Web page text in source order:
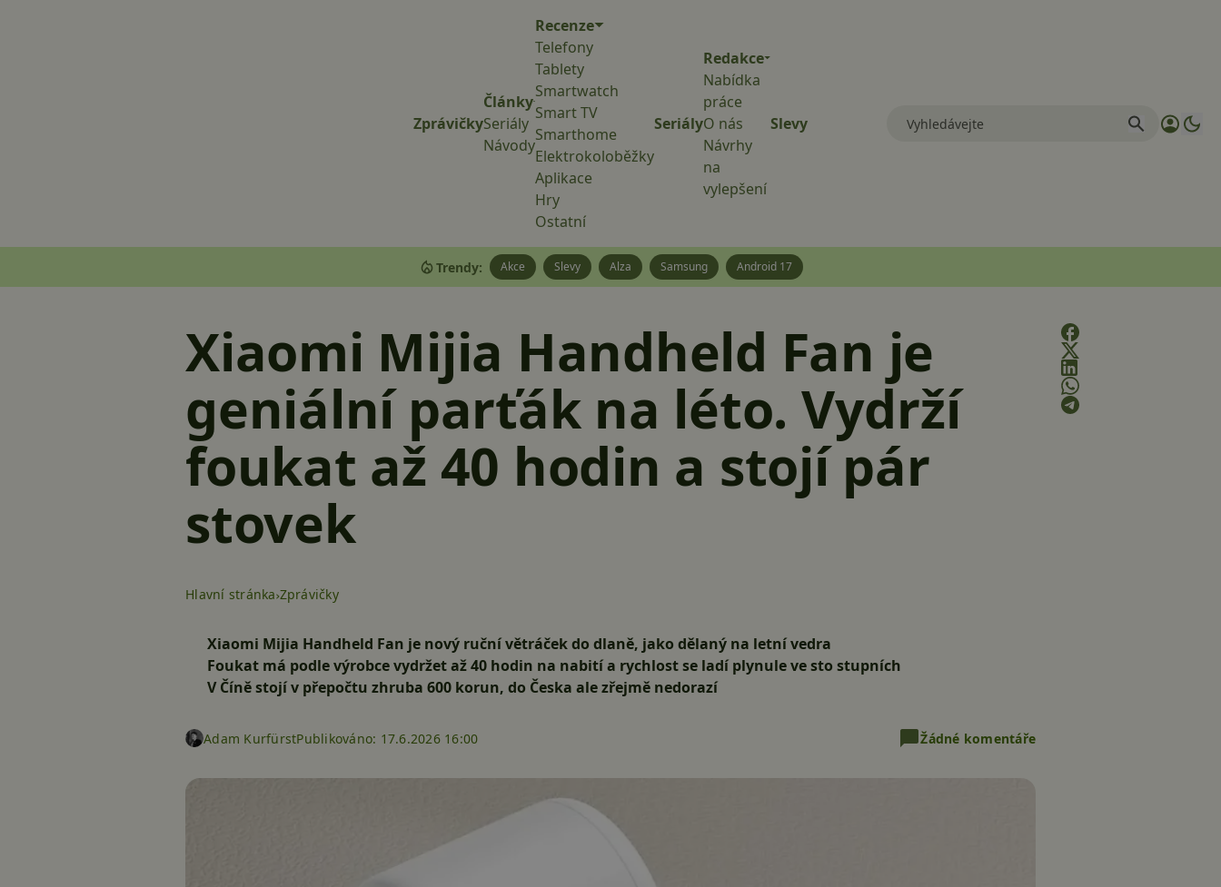
Zprávičky
Články
Seriály
Návody
Recenze
Telefony
Tablety
Smartwatch
Smart TV
Smarthome
Elektrokoloběžky
Aplikace
Hry
Ostatní
Seriály
Redakce
Nabídka
práce
O nás
Návrhy
na
vylepšení
Slevy
Trendy: Akce Slevy Alza Samsung Android 17
Xiaomi Mijia Handheld Fan je
geniální parťák na léto. Vydrží
foukat až 40 hodin a stojí pár
stovek
Hlavní stránka Zprávičky
Xiaomi Mijia Handheld Fan je nový ruční větráček do dlaně, jako dělaný na letní vedra
Foukat má podle výrobce vydržet až 40 hodin na nabití a rychlost se ladí plynule ve sto stupních
V Číně stojí v přepočtu zhruba 600 korun, do Česka ale zřejmě nedorazí
Adam KurfürstPublikováno: 17.6.2026 16:00 Žádné komentáře